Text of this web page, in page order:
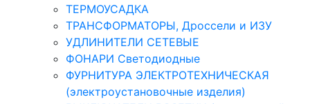
ТЕРМОУСАДКА
ТРАНСФОРМАТОРЫ, Дроссели и ИЗУ
УДЛИНИТЕЛИ СЕТЕВЫЕ
ФОНАРИ Светодиодные
ФУРНИТУРА ЭЛЕКТРОТЕХНИЧЕСКАЯ
(электроустановочные изделия)